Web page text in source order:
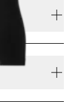
una taglia S.
da